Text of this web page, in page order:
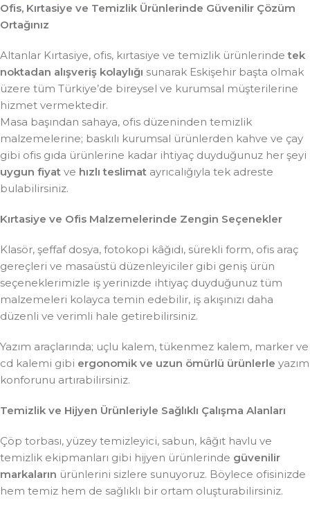
Ofis, Kırtasiye ve Temizlik Ürünlerinde Güvenilir Çözüm
Ortağınız
Altanlar Kırtasiye, ofis, kırtasiye ve temizlik ürünlerindetek
noktadan alışveriş kolaylığı sunarak Eskişehir başta olmak
üzere tüm Türkiye’de bireysel ve kurumsal müşterilerine
hizmet vermektedir.
Masa başından sahaya, ofis düzeninden temizlik
malzemelerine; baskılı kurumsal ürünlerden kahve ve çay
gibi ofis gıda ürünlerine kadar ihtiyaç duyduğunuz her şeyi
uygun fiyat ve hızlı teslimat ayrıcalığıyla tek adreste
bulabilirsiniz.
Kırtasiye ve Ofis Malzemelerinde Zengin Seçenekler
Klasör, şeffaf dosya, fotokopi kâğıdı, sürekli form, ofis araç
gereçleri ve masaüstü düzenleyiciler gibi geniş ürün
seçeneklerimizle iş yerinizde ihtiyaç duyduğunuz tüm
malzemeleri kolayca temin edebilir, iş akışınızı daha
düzenli ve verimli hale getirebilirsiniz.
Yazım araçlarında; uçlu kalem, tükenmez kalem, marker ve
cd kalemi gibi ergonomik ve uzun ömürlü ürünlerle yazım
konforunu artırabilirsiniz.
Temizlik ve Hijyen Ürünleriyle Sağlıklı Çalışma Alanları
Çöp torbası, yüzey temizleyici, sabun, kâğıt havlu ve
temizlik ekipmanları gibi hijyen ürünlerinde güvenilir
markaların ürünlerini sizlere sunuyoruz. Böylece ofisinizde
hem temiz hem de sağlıklı bir ortam oluşturabilirsiniz.